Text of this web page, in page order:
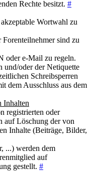
Rechte besitzt. #
Wortwahl zu
sind zu
oder e-Mail zu regeln.
und/oder der Netiquette
Schreibsperren
dem Ausschluss aus dem
Inhalten
registrierten oder
auf Löschung der von
Inhalte (Beiträge, Bilder,
...) werden dem
auf
gestellt. #